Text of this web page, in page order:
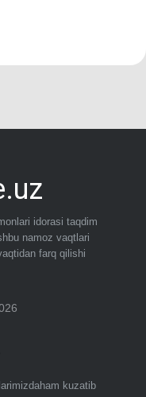
idorasi taqdim
namoz vaqtlari
farq qilishi
kuzatib